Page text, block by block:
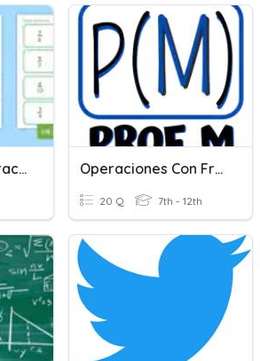
Problemas Con Fracciones Operaciones Con Fracciones
20 Q 7th - 12th